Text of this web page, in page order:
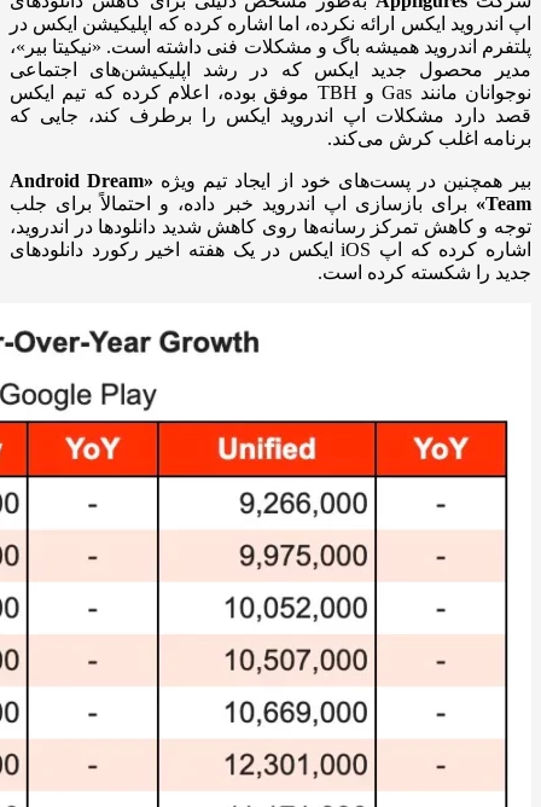
اپ اندروید ایکس ارائه نکرده، اما اشاره کرده که اپلیکیشن ایکس در
پلتفرم اندروید همیشه باگ و مشکلات فنی داشته است. «نیکیتا بیر»،
مدیر محصول جدید ایکس که در رشد اپلیکیشن‌های اجتماعی
نوجوانان مانند Gas و TBH موفق بوده، اعلام کرده که تیم ایکس
قصد دارد مشکلات اپ اندروید ایکس را برطرف کند، جایی که
برنامه اغلب کرش می‌کند.
بیر همچنین در پست‌های خود از ایجاد تیم ویژه
«Android Dream
Team»
برای بازسازی اپ اندروید خبر داده، و احتمالاً برای جلب
توجه و کاهش تمرکز رسانه‌ها روی کاهش شدید دانلودها در اندروید،
اشاره کرده که اپ iOS ایکس در یک هفته اخیر رکورد دانلودهای
جدید را شکسته کرده است.